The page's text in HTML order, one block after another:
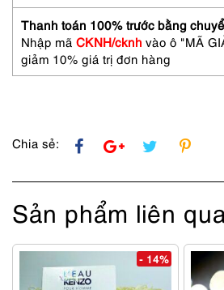
Thanh toán 100% trước bằng
Nhập mã CKNH/cknh vào ô "MÃ
giảm 10% giá trị đơn hàng
Chia sẻ:
Sản phẩm liên
- 14%